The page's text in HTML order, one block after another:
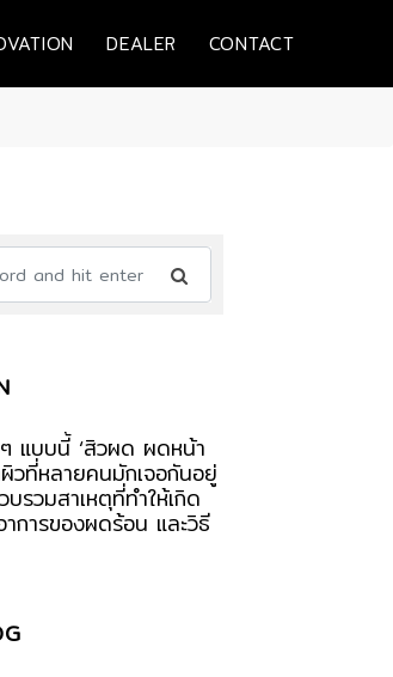
DEALER CONTACT
แบบนี้ ‘สิวผด ผดหน้า
วที่หลายคนมักเจอกันอยู่
รวมสาเหตุที่ทำให้เกิด
การของผดร้อน และวิธี